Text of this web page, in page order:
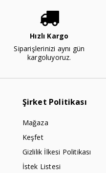
Hızlı Kargo
Siparişlerinizi aynı gün
kargoluyoruz.
Şirket Politikası
Mağaza
Keşfet
Gizlilik İlkesi Politikası
İstek Listesi